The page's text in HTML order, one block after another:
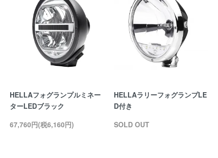
HELLAフォグランプルミネー
ターLEDブラック
67,760円(税6,160円)
HELLAラリーフォグランプLE
D付き
SOLD OUT